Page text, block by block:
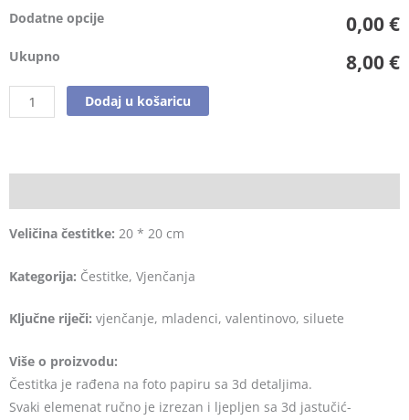
Dodatne opcije 0,00 €
Ukupno 8,00 €
Dodaj u košaricu
Veličina čestitke: 20 * 20 cm
Kategorija: Čestitke, Vjenčanja
Ključne riječi: vjenčanje, mladenci, valentinovo, siluete
Više o proizvodu:
Čestitka je rađena na foto papiru sa 3d detaljima.
Svaki elemenat ručno je izrezan i ljepljen sa 3d jastučić-